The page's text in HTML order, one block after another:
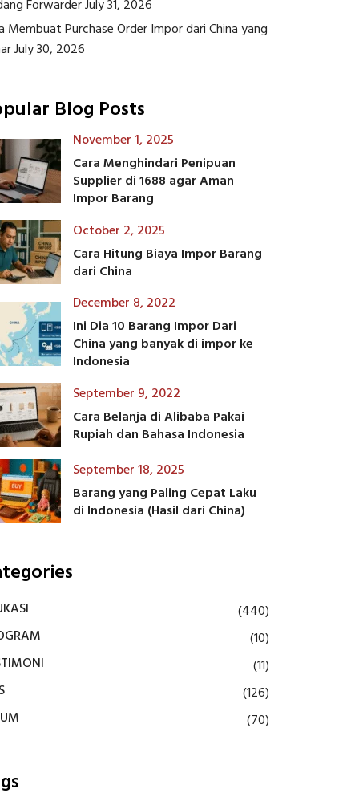
ForwarderJuly 31, 2026
Membuat Purchase Order Impor dari China yang
July 30, 2026
Blog Posts
November 1, 2025
Cara Menghindari Penipuan
Supplier di 1688 agar Aman
Impor Barang
October 2, 2025
Cara Hitung Biaya Impor Barang
dari China
December 8, 2022
Ini Dia 10 Barang Impor Dari
China yang banyak di impor ke
Indonesia
September 9, 2022
Cara Belanja di Alibaba Pakai
Rupiah dan Bahasa Indonesia
September 18, 2025
Barang yang Paling Cepat Laku
di Indonesia (Hasil dari China)
(440)
(10)
(11)
(126)
(70)